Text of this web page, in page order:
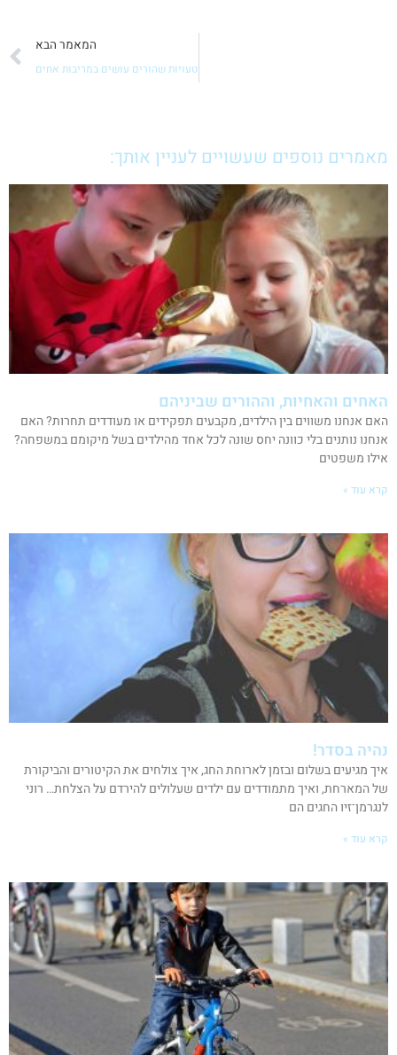
המאמר הבא
טעויות שהורים עושים במריבות אחים
מאמרים נוספים שעשויים לעניין אותך:
האחים והאחיות, וההורים שביניהם
האם אנחנו משווים בין הילדים, מקבעים תפקידים או מעודדים תחרות? האם
אנחנו נותנים בלי כוונה יחס שונה לכל אחד מהילדים בשל מיקומם במשפחה?
אילו משפטים
קרא עוד »
נהיה בסדר!
איך מגיעים בשלום ובזמן לארוחת החג, איך צולחים את הקיטורים והביקורת
של המארחת, ואיך מתמודדים עם ילדים שעלולים להירדם על הצלחת… רוני
לנגרמן־זיו החגים הם
קרא עוד »